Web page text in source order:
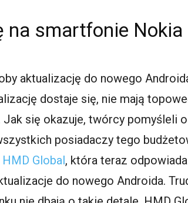
na smartfonie Nokia
aktualizację do nowego
dostaje się, nie mają
się okazuje, twórcy pomyśleli
posiadaczy tego
HMD Global, która teraz
do nowego Androida.